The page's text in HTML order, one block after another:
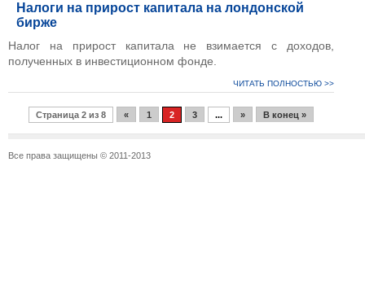
Налоги на прирост капитала на лондонской
бирже
Налог на прирост капитала не взимается с доходов,
полученных в инвестиционном фонде.
ЧИТАТЬ ПОЛНОСТЬЮ >>
Страница 2 из 8 « 1 2 3 ... » В конец »
Все права защищены © 2011-2013